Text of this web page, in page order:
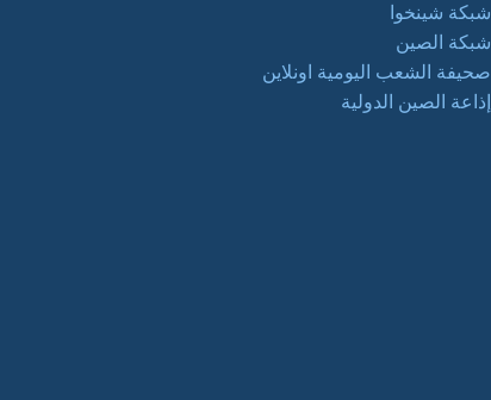
أفلام وثائقية: عبور
شبكة شينخوا
شبكة الصين
صحيفة الشعب اليومية اونلاين
إذاعة الصين الدولية